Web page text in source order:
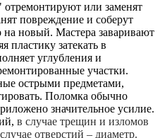
или заменят
повреждение и соберут
на новый. Мастера заваривают
пластику затекать в
углубления и
участки.
острыми предметами,
Поломка обычно
значительное усилие.
в случае трещин и изломов
отверстий – диаметр.